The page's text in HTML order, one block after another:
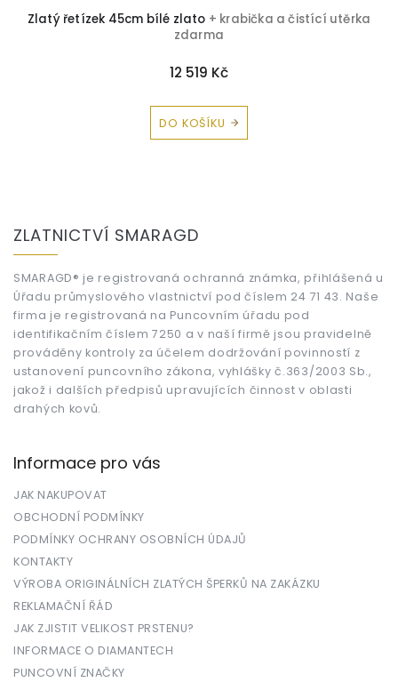
+ krabička a čistící utěrka
Zlatý řetízek 50cm bílé zlato
ZLATNICTVÍ SMARAGD
SMARAGD® je registrovaná ochranná známka, přihlášená u
Úřadu průmyslového vlastnictví pod číslem 24 71 43. Naše
firma je registrovaná na Puncovním úřadu pod
identifikačním číslem 7250 a v naší firmě jsou pravidelně
prováděny kontroly za účelem dodržování povinností z
ustanovení puncovního zákona, vyhlášky č.363/2003 Sb.,
jakož i dalších předpisů upravujících činnost v oblasti
drahých kovů.
Informace pro vás
JAK NAKUPOVAT
OBCHODNÍ PODMÍNKY
PODMÍNKY OCHRANY OSOBNÍCH ÚDAJŮ
KONTAKTY
VÝROBA ORIGINÁLNÍCH ZLATÝCH ŠPERKŮ NA ZAKÁZKU
REKLAMAČNÍ ŘÁD
JAK ZJISTIT VELIKOST PRSTENU?
INFORMACE O DIAMANTECH
PUNCOVNÍ ZNAČKY